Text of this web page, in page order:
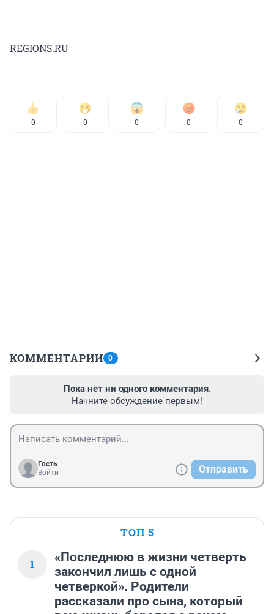
REGIONS.RU
0 0 0 0 0
КОММЕНТАРИИ 0
Пока нет ни одного комментария.
Начните обсуждение первым!
Гость
Войти
Отправить
ТОП 5
1
«Последнюю в жизни четверть
закончил лишь с одной
четверкой». Родители
рассказали про сына, который